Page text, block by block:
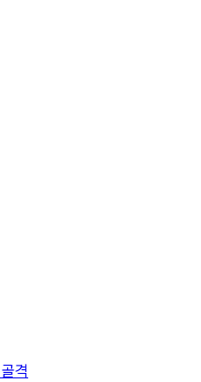
골격